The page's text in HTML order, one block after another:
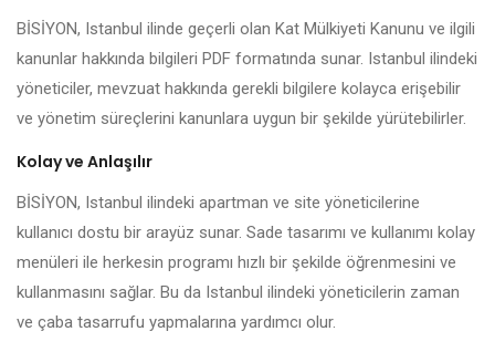
BİSİYON, Istanbul ilinde geçerli olan Kat Mülkiyeti Kanunu ve ilgili
kanunlar hakkında bilgileri PDF formatında sunar. Istanbul ilindeki
yöneticiler, mevzuat hakkında gerekli bilgilere kolayca erişebilir
ve yönetim süreçlerini kanunlara uygun bir şekilde yürütebilirler.
Kolay ve Anlaşılır
BİSİYON, Istanbul ilindeki apartman ve site yöneticilerine
kullanıcı dostu bir arayüz sunar. Sade tasarımı ve kullanımı kolay
menüleri ile herkesin programı hızlı bir şekilde öğrenmesini ve
kullanmasını sağlar. Bu da Istanbul ilindeki yöneticilerin zaman
ve çaba tasarrufu yapmalarına yardımcı olur.